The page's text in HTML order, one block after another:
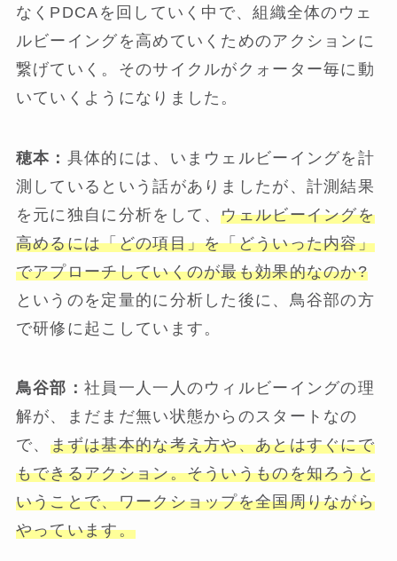
なくPDCAを回していく中で、組織全体のウェ
ルビーイングを高めていくためのアクションに
繋げていく。そのサイクルがクォーター毎に動
いていくようになりました。
穂本： 具体的には、いまウェルビーイングを計
測しているという話がありましたが、計測結果
を元に独自に分析をして、ウェルビーイングを
高めるには「どの項目」を「どういった内容」
でアプローチしていくのが最も効果的なのか?
というのを定量的に分析した後に、鳥谷部の方
で研修に起こしています。
鳥谷部：社員一人一人のウィルビーイングの理
解が、まだまだ無い状態からのスタートなの
で、 まずは基本的な考え方や、あとはすぐにで
もできるアクション。そういうものを知ろうと
いうことで、ワークショップを全国周りながら
やっています。